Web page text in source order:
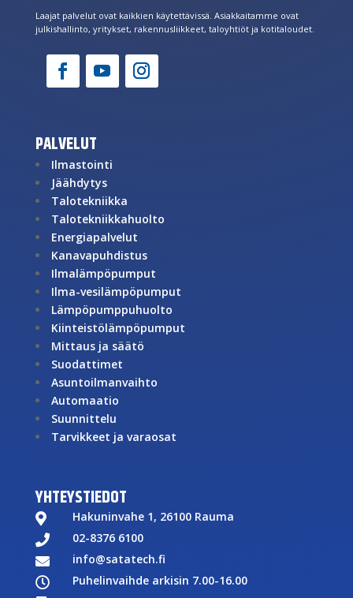
Laajat palvelut ovat kaikkien käytettävissä. Asiakkaitamme ovat
julkishallinto, yritykset, rakennusliikkeet, taloyhtiöt ja kotitaloudet.
PALVELUT
Ilmastointi
Jäähdytys
Talotekniikka
Talotekniikkahuolto
Energiapalvelut
Kanavapuhdistus
Ilmalämpöpumput
Ilma-vesilämpöpumput
Lämpöpumppuhuolto
Kiinteistölämpöpumput
Mittaus ja säätö
Suodattimet
Asuntoilmanvaihto
Automaatio
Suunnittelu
Tarvikkeet ja varaosat
YHTEYSTIEDOT
 Hakuninvahe 1, 26100 Rauma
 02-8376 6100
 info@satatech.fi
 Puhelinvaihde arkisin 7.00-16.00